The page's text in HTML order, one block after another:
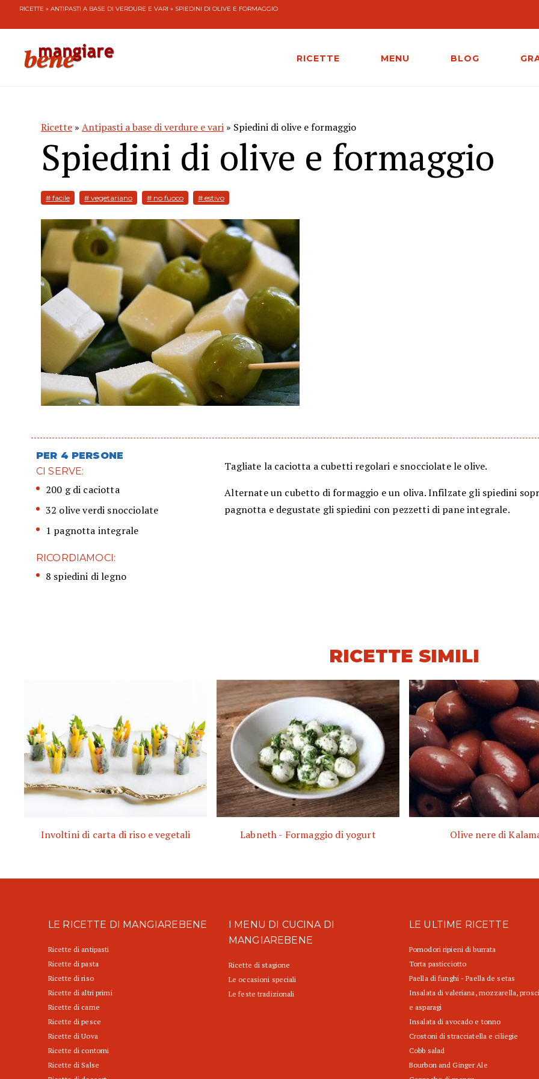
RICETTE » ANTIPASTI A BASE DI VERDURE E VARI » SPIEDINI DI OLIVE E FORMAGGIO
RICETTE MENU BLOG
Ricette » Antipasti a base di verdure e vari » Spiedini di olive e formaggio
Spiedini di olive e formaggio
# facile # vegetariano # no fuoco # estivo
PER 4 PERSONE
CI SERVE:
200 g di caciotta
32 olive verdi snocciolate
1 pagnotta integrale
RICORDIAMOCI:
8 spiedini di legno
Tagliate la caciotta a cubetti regolari e snocciolate le olive.
Alternate un cubetto di formaggio e un oliva. Infilzate gli spiedini
pagnotta e degustate gli spiedini con pezzetti di pane integrale.
RICETTE SIMILI
Involtini di carta di riso e vegetali Labneth - Formaggio di yogurt Olive nere di
LE RICETTE DI MANGIAREBENE
Ricette di antipasti
Ricette di pasta
Ricette di riso
Ricette di altri primi
Ricette di carne
Ricette di pesce
Ricette di Uova
Ricette di contorni
Ricette di Salse
I MENU DI CUCINA DI
MANGIAREBENE
Ricette di stagione
Le occasioni speciali
Le feste tradizionali
LE ULTIME RICETTE
Pomodori ripieni di burrata
Torta pasticciotto
Paella di funghi - Paella de setas
Insalata di valeriana, mozzarella,
e asparagi
Insalata di avocado e tonno
Crostoni di stracciatella e ciliegie
Cobb salad
Bourbon and Ginger Ale